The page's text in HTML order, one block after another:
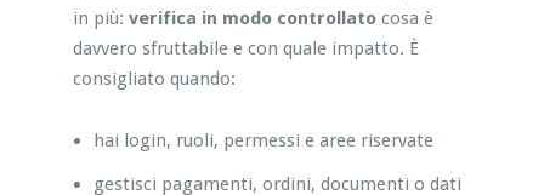
in più: verifica in modo controllatocosa è
davvero sfruttabile e con quale impatto. È
consigliato quando:
hai login, ruoli, permessi e aree riservate
gestisci pagamenti, ordini, documenti o dati